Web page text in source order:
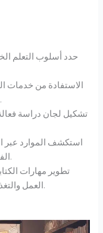
حدد أسلوب التعلم
الاستفادة من
في الموضوعات الصعبة والمساءلة.
تشكيل لجان دراسة
استكشف الموارد عبر
الفيديو لإثراء البحث الأكاديمي والتعلم.
تطوير مهارات
العمل والتغذية الراجعة لتحسين الأداء الأكاديمي.